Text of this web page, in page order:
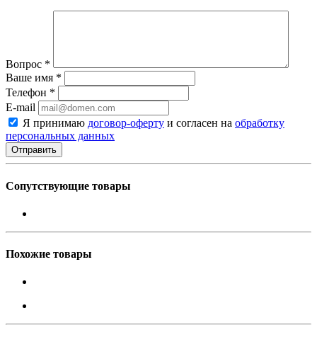
Вопрос *
Ваше имя *
Телефон *
E-mail
Я принимаю договор-оферту и согласен на обработку
персональных данных
Сопутствующие товары
Похожие товары